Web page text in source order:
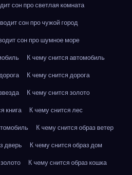
сон про светлая комната
сон про чужой город
сон про шумное море
К чему снится автомобиль
К чему снится дорога
К чему снится золото
книга
К чему снится лес
К чему снится образ ветер
дверь
К чему снится образ дом
К чему снится образ кошка